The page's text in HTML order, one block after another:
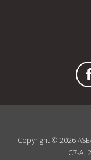
Copyright © 2026
C7-A,